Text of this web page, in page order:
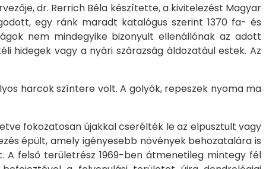
dr. Rerrich Béla készítette, a kivitelezést Magyar
egy ránk maradt katalógus szerint 1370 fa- és
nem mindegyike bizonyult ellenállónak az adott
hidegek vagy a nyári szárazság áldozatául estek. Az
harcok színtere volt. A golyók, repeszek nyoma ma
fokozatosan újakkal cserélték le az elpusztult vagy
épült, amely igényesebb növények behozatalára is
felső területrész 1969-ben átmenetileg mintegy fél